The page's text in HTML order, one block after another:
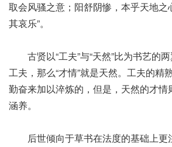
取会风骚之意；阳舒阴惨，本乎天地之
其哀乐”。
古贤以“工夫”与“天然”比为书艺的两
工夫，那么“才情”就是天然。工夫的精
勤奋来加以淬炼的，但是，天然的才情
涵养。
后世倾向于草书在法度的基础上更注